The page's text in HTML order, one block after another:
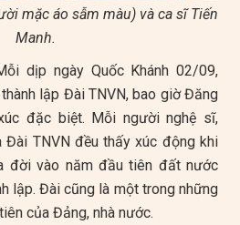
mặc áo sẫm màu) và ca sĩ Tiến
Manh.
dịp ngày Quốc Khánh 02/09,
lập Đài TNVN, bao giờ Đăng
đặc biệt. Mỗi người nghệ sĩ,
Đài TNVN đều thấy xúc động khi
đời vào năm đầu tiên đất nước
lập. Đài cũng là một trong những
của Đảng, nhà nước.